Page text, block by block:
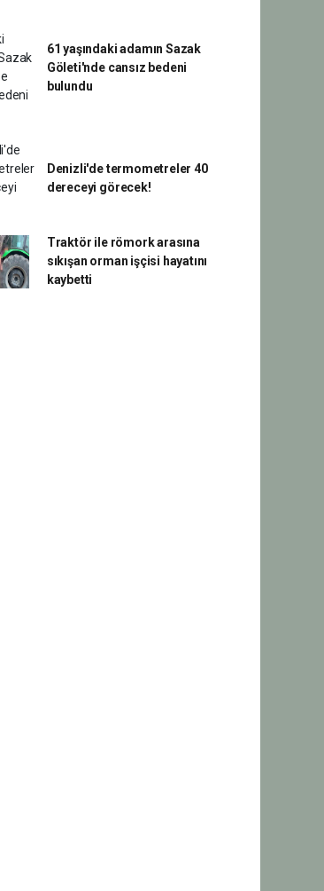
61 yaşındaki adamın Sazak
Göleti'nde cansız bedeni
bulundu
Denizli'de termometreler 40
dereceyi görecek!
Traktör ile römork arasına
sıkışan orman işçisi hayatını
kaybetti